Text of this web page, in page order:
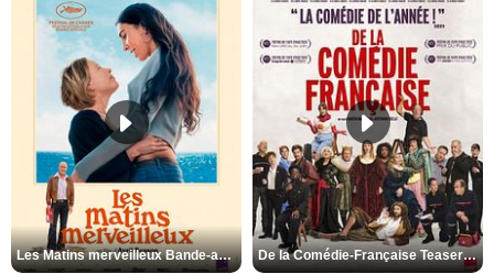
Les Matins merveilleux Bande-annonce VF De la Comédie-Française Teaser VF